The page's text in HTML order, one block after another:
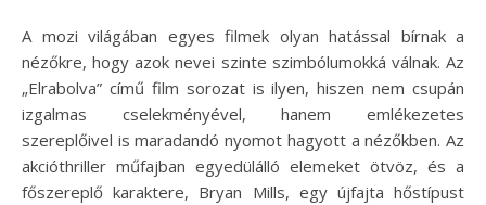
A mozi világában egyes filmek olyan hatással bírnak a
nézőkre, hogy azok nevei szinte szimbólumokká válnak. Az
„Elrabolva” című film sorozat is ilyen, hiszen nem csupán
izgalmas cselekményével, hanem emlékezetes
szereplőivel is maradandó nyomot hagyott a nézőkben. Az
akcióthriller műfajban egyedülálló elemeket ötvöz, és a
főszereplő karaktere, Bryan Mills, egy újfajta hőstípust